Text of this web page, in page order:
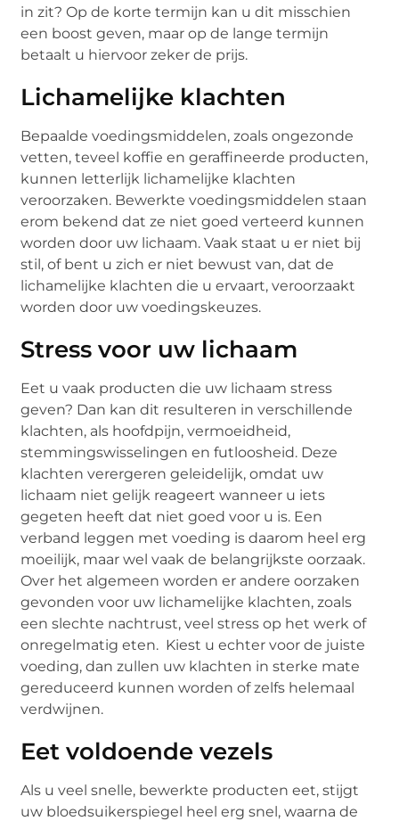
in zit? Op de korte termijn kan u dit misschien
een boost geven, maar op de lange termijn
betaalt u hiervoor zeker de prijs.
Lichamelijke klachten
Bepaalde voedingsmiddelen, zoals ongezonde
vetten, teveel koffie en geraffineerde producten,
kunnen letterlijk lichamelijke klachten
veroorzaken. Bewerkte voedingsmiddelen staan
erom bekend dat ze niet goed verteerd kunnen
worden door uw lichaam. Vaak staat u er niet bij
stil, of bent u zich er niet bewust van, dat de
lichamelijke klachten die u ervaart, veroorzaakt
worden door uw voedingskeuzes.
Stress voor uw lichaam
Eet u vaak producten die uw lichaam stress
geven? Dan kan dit resulteren in verschillende
klachten, als hoofdpijn, vermoeidheid,
stemmingswisselingen en futloosheid. Deze
klachten verergeren geleidelijk, omdat uw
lichaam niet gelijk reageert wanneer u iets
gegeten heeft dat niet goed voor u is. Een
verband leggen met voeding is daarom heel erg
moeilijk, maar wel vaak de belangrijkste oorzaak.
Over het algemeen worden er andere oorzaken
gevonden voor uw lichamelijke klachten, zoals
een slechte nachtrust, veel stress op het werk of
onregelmatig eten. Kiest u echter voor de juiste
voeding, dan zullen uw klachten in sterke mate
gereduceerd kunnen worden of zelfs helemaal
verdwijnen.
Eet voldoende vezels
Als u veel snelle, bewerkte producten eet, stijgt
uw bloedsuikerspiegel heel erg snel, waarna de